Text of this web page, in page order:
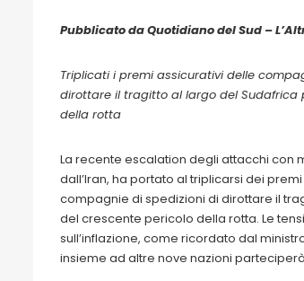
Pubblicato da Quotidiano del Sud –
Triplicati i premi assicurativi delle
dirottare il tragitto al largo del Sudafrica
della rotta
La recente escalation degli attacchi con
dall’Iran, ha portato al triplicarsi dei
compagnie di spedizioni di dirottare il
del crescente pericolo della rotta. Le
sull’inflazione, come ricordato dal
insieme ad altre nove nazioni